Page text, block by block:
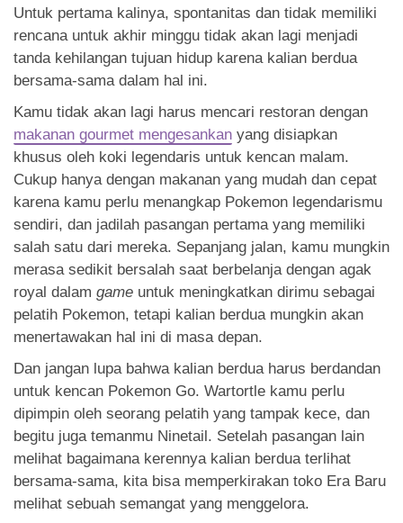
Untuk pertama kalinya, spontanitas dan tidak memiliki
rencana untuk akhir minggu tidak akan lagi menjadi
tanda kehilangan tujuan hidup karena kalian berdua
bersama-sama dalam hal ini.
Kamu tidak akan lagi harus mencari restoran dengan
makanan gourmet mengesankan yang disiapkan
khusus oleh koki legendaris untuk kencan malam.
Cukup hanya dengan makanan yang mudah dan cepat
karena kamu perlu menangkap Pokemon legendarismu
sendiri, dan jadilah pasangan pertama yang memiliki
salah satu dari mereka. Sepanjang jalan, kamu mungkin
merasa sedikit bersalah saat berbelanja dengan agak
royal dalam game untuk meningkatkan dirimu sebagai
pelatih Pokemon, tetapi kalian berdua mungkin akan
menertawakan hal ini di masa depan.
Dan jangan lupa bahwa kalian berdua harus berdandan
untuk kencan Pokemon Go. Wartortle kamu perlu
dipimpin oleh seorang pelatih yang tampak kece, dan
begitu juga temanmu Ninetail. Setelah pasangan lain
melihat bagaimana kerennya kalian berdua terlihat
bersama-sama, kita bisa memperkirakan toko Era Baru
melihat sebuah semangat yang menggelora.